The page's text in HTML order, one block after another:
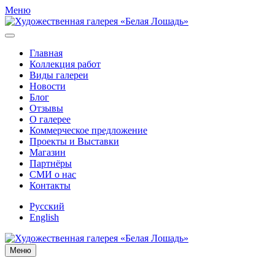
Меню
Главная
Коллекция работ
Виды галереи
Новости
Блог
Отзывы
О галерее
Коммерческое предложение
Проекты и Выставки
Магазин
Партнёры
СМИ о нас
Контакты
Русский
English
Меню